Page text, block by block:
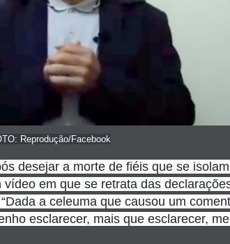
Reprodução/Facebook
desejar a morte de fiéis que se
em que se retrata das
a celeuma que causou um
esclarecer, mais que esclarecer,